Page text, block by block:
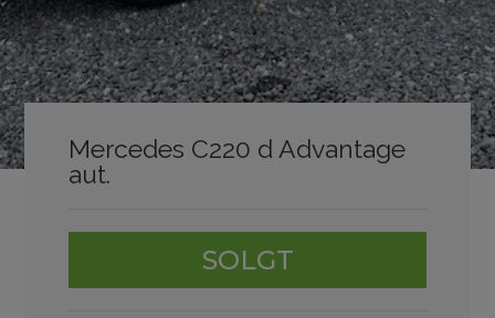
Mercedes C220 d Advantage
aut.
SOLGT